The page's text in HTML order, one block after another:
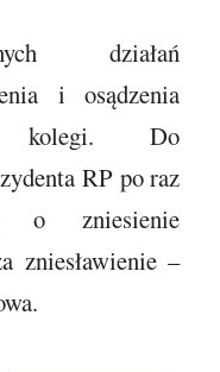
działań
i osądzenia
kolegi. Do
RP po raz
o zniesienie
zniesławienie –